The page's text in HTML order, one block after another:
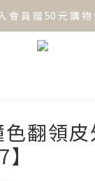
會 員 贈 50 元 購 物
會 員 贈 50 元 購 物
滿 NT.1000 免 運 費
翻領皮